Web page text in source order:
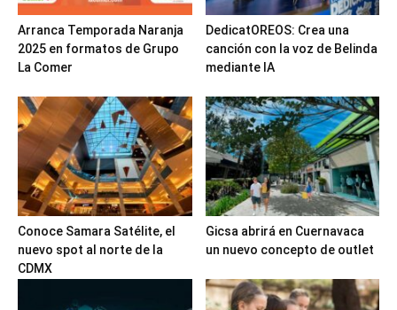
Arranca Temporada Naranja
2025 en formatos de Grupo
La Comer
DedicatOREOS: Crea una
canción con la voz de Belinda
mediante IA
Conoce Samara Satélite, el
nuevo spot al norte de la
CDMX
Gicsa abrirá en Cuernavaca
un nuevo concepto de outlet